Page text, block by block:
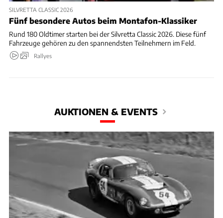
SILVRETTA CLASSIC 2026
Fünf besondere Autos beim Montafon-Klassiker
Rund 180 Oldtimer starten bei der Silvretta Classic 2026. Diese fünf
Fahrzeuge gehören zu den spannendsten Teilnehmern im Feld.
Rallyes
AUKTIONEN & EVENTS